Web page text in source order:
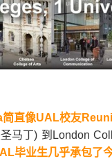
直像UAL校友
马丁) 到London
毕业生几乎承包了